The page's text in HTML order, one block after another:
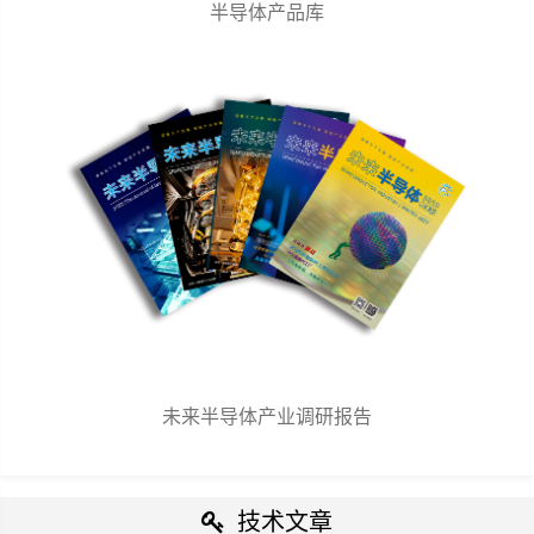
半导体产品库
未来半导体产业调研报告
技术文章